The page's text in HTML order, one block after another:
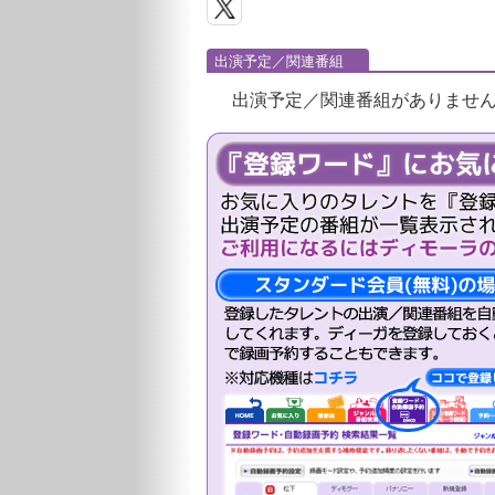
出演予定／関連番組
出演予定／関連番組がありませ